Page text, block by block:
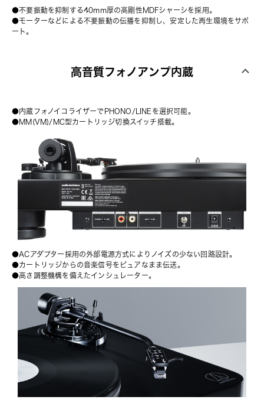
●不要振動を抑制する40mm厚の高剛性MDFシャーシを採用。
●モーターなどによる不要振動の伝播を抑制し、安定した再生環境をサポ
ート。
高音質フォノアンプ内蔵
●内蔵フォノイコライザーでPHONO/LINEを選択可能。
●MM(VM)/MC型カートリッジ切換スイッチ搭載。
●ACアダプター採用の外部電源方式によりノイズの少ない回路設計。
●カートリッジからの音楽信号をピュアなまま伝送。
●高さ調整機構を備えたインシュレーター。